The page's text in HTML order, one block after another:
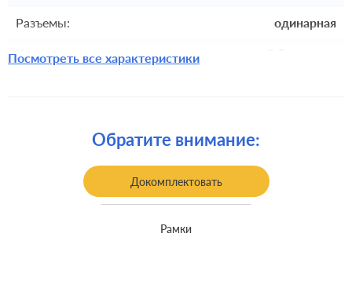
Посмотреть все характеристики
Разъемы: одинарная
Комплектация: механизм с накладкой без рамки
Обратите внимание:
Докомплектовать
Рамки